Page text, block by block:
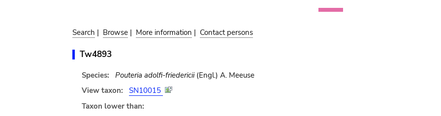
Search | Browse | More information | Contact persons
Tw4893
Species: Pouteria adolfi-friedericii(Engl.) A. Meeuse
View taxon:
SN10015
Taxon lower than: